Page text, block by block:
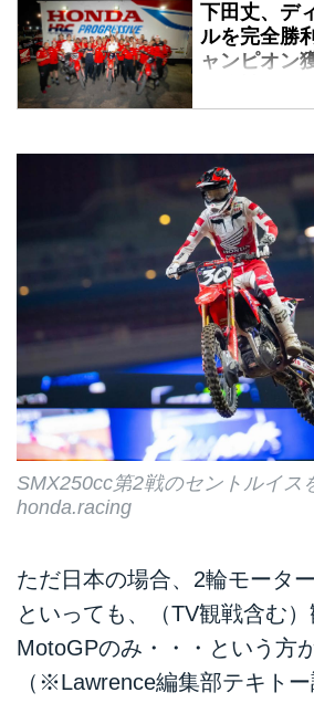
下田丈、デ
ルを完全勝
ャンピオン
最終戦 -
終戦がアメリ
ラスベガス・
ウェイにて行
PHOTO／
第2戦では下
ィーガンを抑
プに浮上。2
ポイントとな
オン獲得に注
タイムドクオ
が1分30.687
良さを示して
ス・ハマカー
SMX250cc第2戦のセントルイス
honda.racing
ただ日本の場合、2輪モータ
といっても、（TV観戦含む
MotoGPのみ・・・という方
（※Lawrence編集部テキト